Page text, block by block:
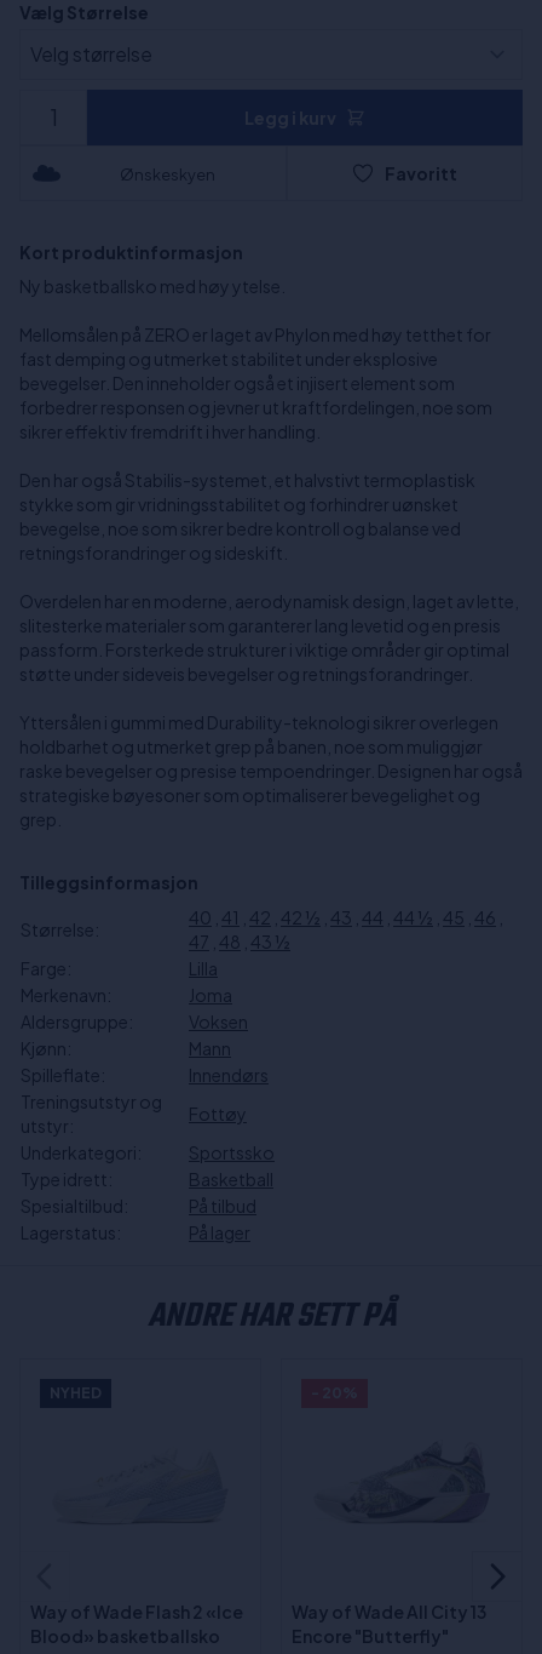
Vælg Størrelse
Ønskeskyen Favoritt
Kort produktinformasjon
Ny basketballsko med høy ytelse.
Mellomsålen på ZERO er laget av Phylon med høy tetthet for
fast demping og utmerket stabilitet under eksplosive
bevegelser. Den inneholder også et injisert element som
forbedrer responsen og jevner ut kraftfordelingen, noe som
sikrer effektiv fremdrift i hver handling.
Den har også Stabilis-systemet, et halvstivt termoplastisk
stykke som gir vridningsstabilitet og forhindrer uønsket
bevegelse, noe som sikrer bedre kontroll og balanse ved
retningsforandringer og sideskift.
Overdelen har en moderne, aerodynamisk design, laget av lette,
slitesterke materialer som garanterer lang levetid og en presis
passform. Forsterkede strukturer i viktige områder gir optimal
støtte under sideveis bevegelser og retningsforandringer.
Yttersålen i gummi med Durability-teknologi sikrer overlegen
holdbarhet og utmerket grep på banen, noe som muliggjør
raske bevegelser og presise tempoendringer. Designen har også
strategiske bøyesoner som optimaliserer bevegelighet og
grep.
Tilleggsinformasjon
Størrelse:
40 41 42 42 ½ 43 44 44 ½ 45 46
47 48 43 ½
Farge:
Lilla
Merkenavn:
Joma
Aldersgruppe:
Voksen
Kjønn:
Mann
Spilleflate:
Innendørs
Treningsutstyr og
utstyr:
Fottøy
Underkategori:
Sportssko
Type idrett:
Basketball
Spesialtilbud:
På tilbud
Lagerstatus:
På lager
ANDRE HAR SETT PÅ
NYHED
Way of Wade Flash 2 «Ice
Blood» basketballsko
Way of Wade All City 13
Encore "Butterfly"